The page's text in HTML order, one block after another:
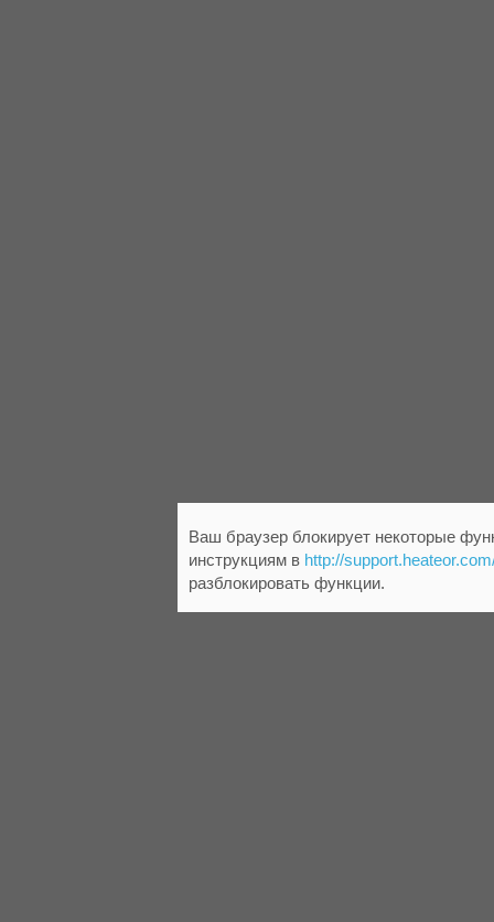
Ваш браузер блокирует некоторые
инструкциям в http://
разблокировать функции.